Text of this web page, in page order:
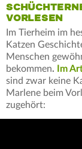
VORLESEN
Im Tierheim im
Katzen
Menschen
bekommen. Im
sind zwar keine
Marlene beim
zugehört: